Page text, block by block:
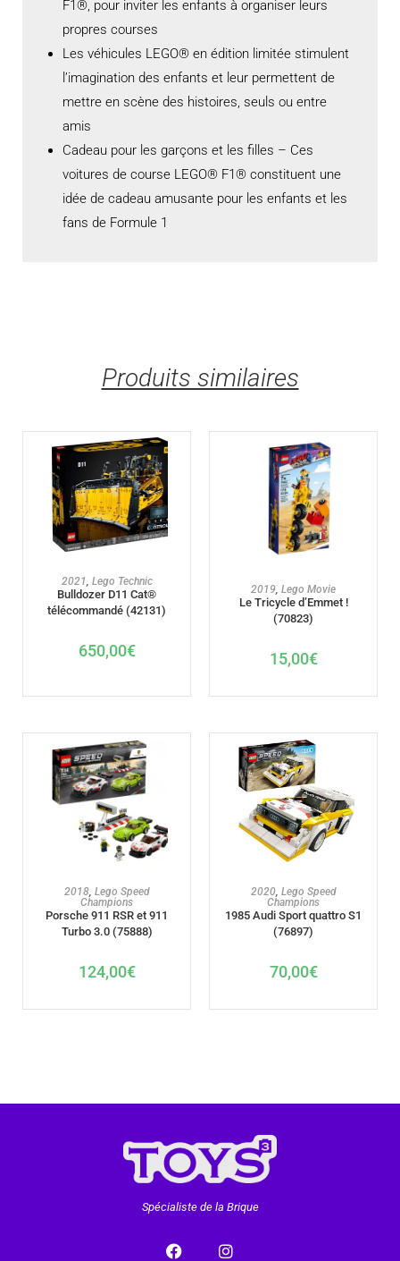
F1®, pour inviter les enfants à organiser leurs
propres courses
Les véhicules LEGO® en édition limitée stimulent
l’imagination des enfants et leur permettent de
mettre en scène des histoires, seuls ou entre
amis
Cadeau pour les garçons et les filles – Ces
voitures de course LEGO® F1® constituent une
idée de cadeau amusante pour les enfants et les
fans de Formule 1
Produits similaires
2021 Lego Technic
Bulldozer D11 Cat®
télécommandé (42131)
650,00€
AJOUTER AU PANIER
2019, Lego Movie
Le Tricycle d’Emmet !
(70823)
15,00€
AJOUTER AU PANIER
2018, Lego Speed
Champions
Porsche 911 RSR et 911
Turbo 3.0 (75888)
124,00€
AJOUTER AU PANIER
2020, Lego Speed
Champions
1985 Audi Sport quattro S1
(76897)
70,00€
Spécialiste de la Brique